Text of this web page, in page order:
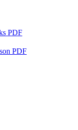
PDF
PDF